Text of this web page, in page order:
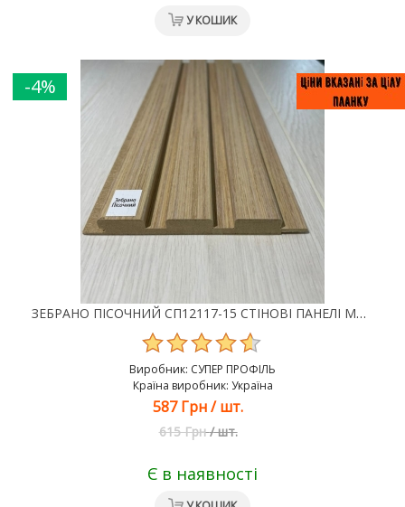
У КОШИК
ЗЕБРАНО ПІСОЧНИЙ СП12117-15 СТІНОВІ ПАНЕЛІ МДФ SUPER PROFIL
Виробник: СУПЕР ПРОФІЛЬ
Країна виробник: Україна
-4%
587 Грн/шт.
615 Грн /шт.
Є в наявності